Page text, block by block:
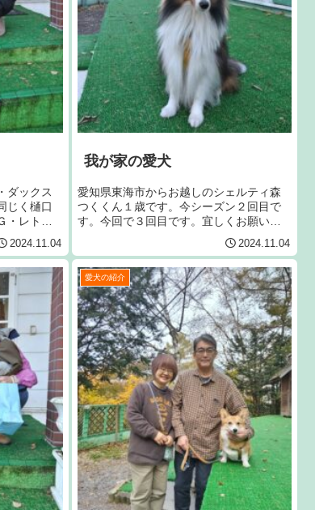
ダックス
じく樋口
レトリ
（中）で
回で２６
す。
2024.11.04
我が家の愛犬
愛知県東海市からお越しのシェルティ森
つくくん１歳です。今シーズン２回目で
す。今回で３回目です。宜しくお願いい
2024.11.04
愛犬の紹介